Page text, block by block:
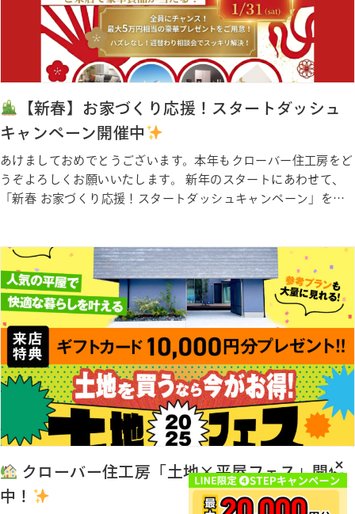
【新春】お家づくり応援！スタートダッシュ
キャンペーン開催中
あけましておめでとうございます。本年もクローバー住工房をど
うぞよろしくお願いいたします。 新年のスタートにあわせて、
「新春 お家づくり応援！スタートダッシュキャンペーン」を開
わるイベントをご用意しております。毎週違った内容をお楽しみ
いただけます…
クローバー住工房「土地×平屋フェス」開催
中！